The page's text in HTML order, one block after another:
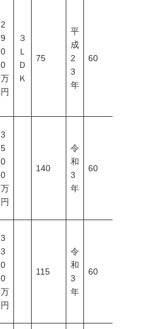
2
9
0
0
万
円
３
Ｌ
Ｄ
Ｋ
75
平
成
2
3
年
60
3
5
0
0
万
円
140
令
和
3
年
60
3
3
0
0
万
円
115
令
和
3
年
60